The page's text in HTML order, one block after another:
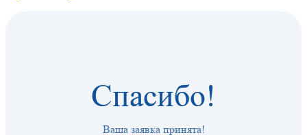
Спасибо!
Ваша заявка принята!